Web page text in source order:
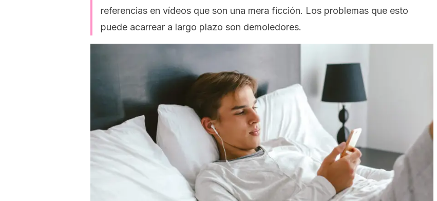
referencias en vídeos que son una mera ficción. Los problemas que esto
puede acarrear a largo plazo son demoledores.